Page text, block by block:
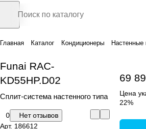
Главная Каталог Кондиционеры Настенные
Funai RAC-
KD55HP.D02
Сплит-система настенного типа
0
Нет отзывов
Арт. 186612
69
Цена
22%